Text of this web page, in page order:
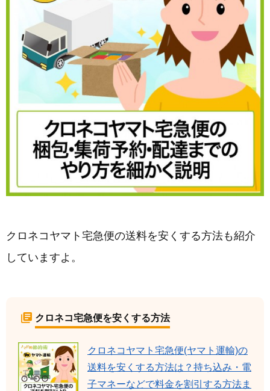
クロネコヤマト宅急便の送料を安くする方法も紹介
していますよ。
クロネコ宅急便を安くする方法
クロネコヤマト宅急便(ヤマト運輸)の
送料を安くする方法は？持ち込み・電
子マネーなどで料金を割引する方法ま